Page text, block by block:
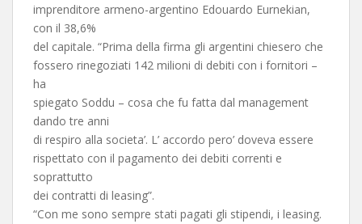
imprenditore armeno-argentino Edouardo Eurnekian,
con il 38,6%
del capitale. “Prima della firma gli argentini chiesero che
fossero rinegoziati 142 milioni di debiti con i fornitori –
ha
spiegato Soddu – cosa che fu fatta dal management
dando tre anni
di respiro alla societa’. L’ accordo pero’ doveva essere
rispettato con il pagamento dei debiti correnti e
soprattutto
dei contratti di leasing”.
“Con me sono sempre stati pagati gli stipendi, i leasing.